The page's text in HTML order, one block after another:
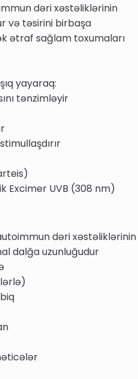
dəri xəstəliklərinin
və təsirini birbaşa
ətraf sağlam toxumaları
yayaraq:
tənzimləyir
Excimer UVB (308 nm)
dəri xəstəliklərinin
dalğa uzunluğudur